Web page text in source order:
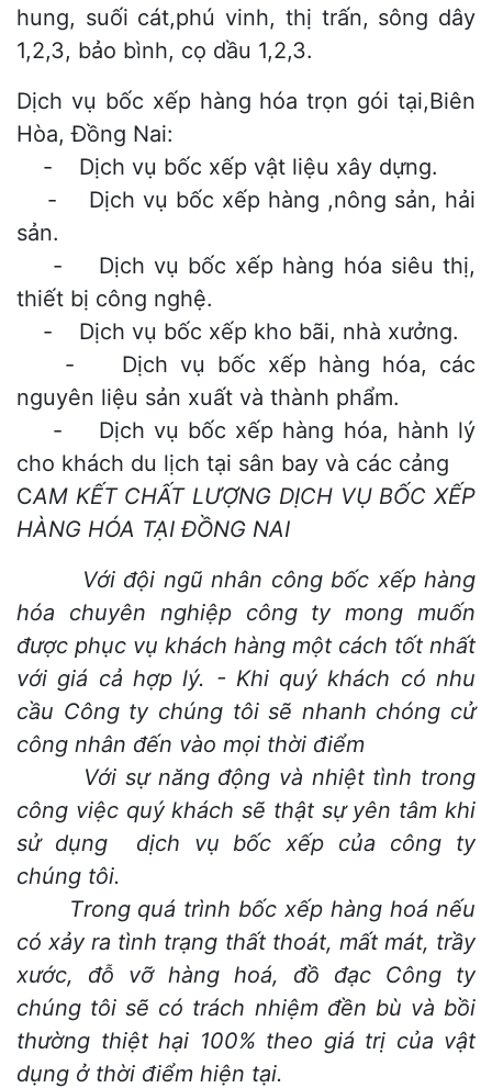
hung, suối cát,phú vinh, thị trấn, sông dây
1,2,3, bảo bình, cọ dầu 1,2,3.
Dịch vụ bốc xếp hàng hóa trọn gói tại,Biên
Hòa, Đồng Nai:
- Dịch vụ bốc xếp vật liệu xây dựng.
- Dịch vụ bốc xếp hàng ,nông sản, hải
sản.
- Dịch vụ bốc xếp hàng hóa siêu thị,
thiết bị công nghệ.
- Dịch vụ bốc xếp kho bãi, nhà xưởng.
- Dịch vụ bốc xếp hàng hóa, các
nguyên liệu sản xuất và thành phẩm.
- Dịch vụ bốc xếp hàng hóa, hành lý
cho khách du lịch tại sân bay và các cảng
CAM KẾT CHẤT LƯỢNG DỊCH VỤ BỐC XẾP
HÀNG HÓA TẠI ĐỒNG NAI
Với đội ngũ nhân công bốc xếp hàng
hóa chuyên nghiệp công ty mong muốn
được phục vụ khách hàng một cách tốt nhất
với giá cả hợp lý. - Khi quý khách có nhu
cầu Công ty chúng tôi sẽ nhanh chóng cử
công nhân đến vào mọi thời điểm
Với sự năng động và nhiệt tình trong
công việc quý khách sẽ thật sự yên tâm khi
sử dụng dịch vụ bốc xếp của công ty
chúng tôi.
Trong quá trình bốc xếp hàng hoá nếu
có xảy ra tình trạng thất thoát, mất mát, trầy
xước, đỗ vỡ hàng hoá, đồ đạc Công ty
chúng tôi sẽ có trách nhiệm đền bù và bồi
thường thiệt hại 100% theo giá trị của vật
dụng ở thời điểm hiện tại.